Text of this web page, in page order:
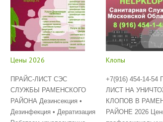
Цены 2026
ПРАЙС-ЛИСТ СЭС
СЛУЖБЫ РАМЕНСКОГО
РАЙОНА Дезинсекция •
Дезинфекция • Дератизация
Клопы
+7(916) 454-14-54
ЛИСТ НА
КЛОПОВ В
РАЙОНЕ 2026